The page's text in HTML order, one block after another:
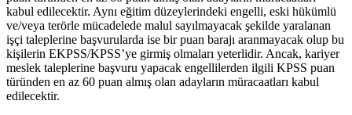
kabul edilecektir. Aynı eğitim düzeylerindeki engelli, eski hükümlü
ve/veya terörle mücadelede malul sayılmayacak şekilde yaralanan
işçi taleplerine başvurularda ise bir puan barajı aranmayacak olup bu
kişilerin EKPSS/KPSS’ye girmiş olmaları yeterlidir. Ancak, kariyer
meslek taleplerine başvuru yapacak engellilerden ilgili KPSS puan
türünden en az 60 puan almış olan adayların müracaatları kabul
edilecektir.